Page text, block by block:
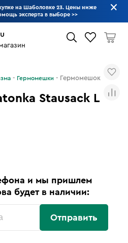
на Шаболовке 23. Цены ниже
эксперта в выборе >>
Stausack L
Гермомешки
Гермомешок
и мы пришлем
будет в наличии:
Отправить